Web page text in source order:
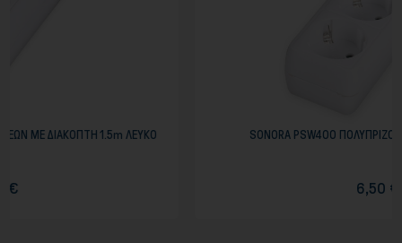
ΛΕΥΚΟ SONORA PSW400 ΠΟΛΥΠΡΙΖΟ 4 ΘΕΣΕΩΝ 1,5m ΛΕΥΚΟ